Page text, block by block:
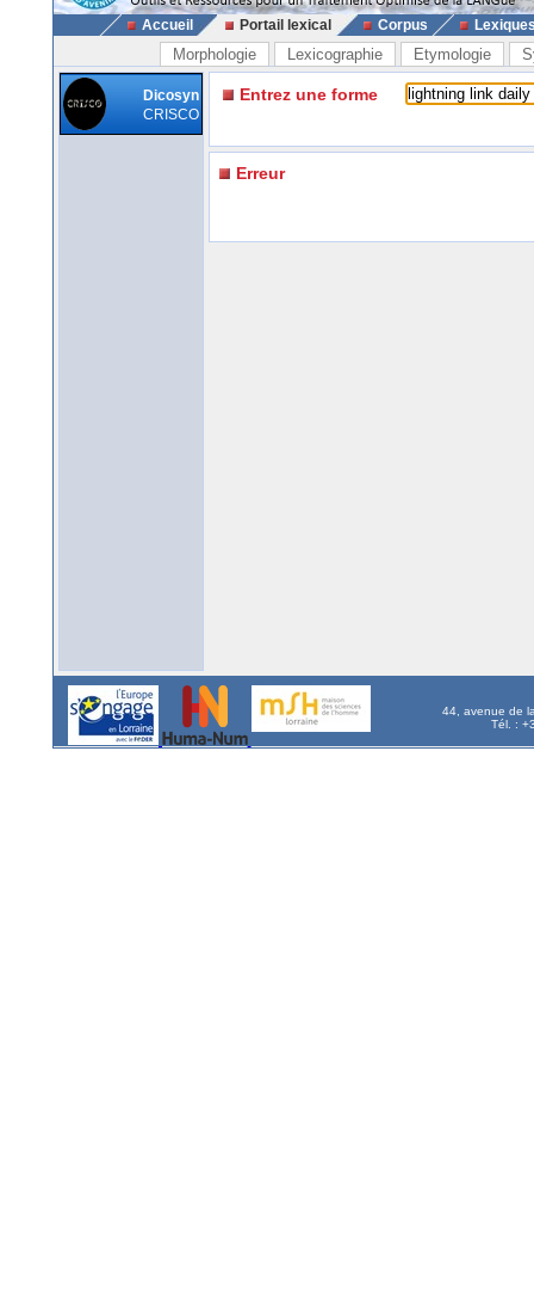
Accueil Portail lexical Corpus
Morphologie Lexicographie Etymologie
Dicosyn
CRISCO
Entrez une forme
Erreur
44, avenue de
Tél. :